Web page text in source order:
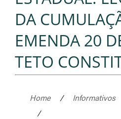
DA
EMENDA 20
TETO
Home / Informativos
/